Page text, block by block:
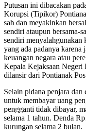
Putusan ini dibacakan
Korupsi (Tipikor)
sah dan meyakinkan
sendiri ataupun bersama-
sendiri menyalahgunakan
yang ada padanya karena
keuangan negara atau
Kepala Kejaksaan Negeri
dilansir dari Pontianak
Selain pidana penjara
untuk membayar uang
pengganti tidak dibayar,
selama 1 tahun. Denda
kurungan selama 2 bulan.